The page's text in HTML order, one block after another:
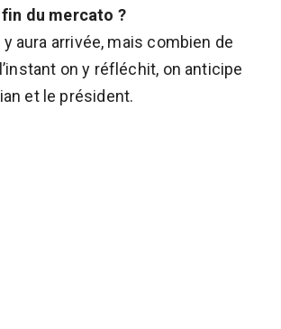
du mercato ?
y aura arrivée, mais combien de
on y réfléchit, on anticipe
et le président.